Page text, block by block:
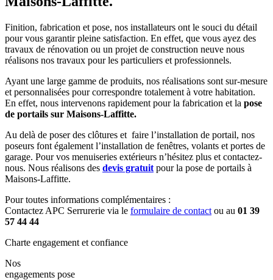
Finition, fabrication et pose, nos installateurs ont le souci du détail
pour vous garantir pleine satisfaction. En effet, que vous ayez des
travaux de rénovation ou un projet de construction neuve nous
réalisons nos travaux pour les particuliers et professionnels.
Ayant une large gamme de produits, nos réalisations sont sur-mesure
et personnalisées pour correspondre totalement à votre habitation.
En effet, nous intervenons rapidement pour la fabrication et la pose
de portails sur Maisons-Laffitte.
Au delà de poser des clôtures et faire l’installation de portail, nos
poseurs font également l’installation de fenêtres, volants et portes de
garage. Pour vos menuiseries extérieurs n’hésitez plus et contactez-
nous. Nous réalisons des devis gratuit pour la pose de portails à
Maisons-Laffitte.
Pour toutes informations complémentaires :
Contactez APC Serrurerie via le formulaire de contact ou au 01 39
57 44 44
Charte engagement et confiance
Nos
engagements pose